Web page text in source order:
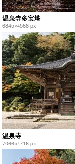
温泉寺多宝塔
6845×4568 px
温泉寺
7066×4716 px